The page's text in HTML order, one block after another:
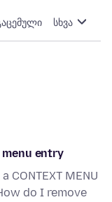
სხვა
entry
MENU
do I remove